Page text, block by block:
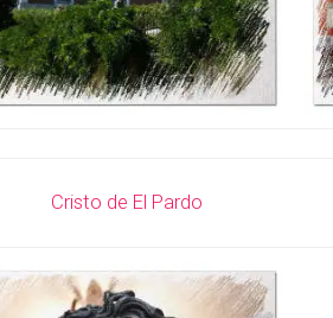
Cristo de El Pardo